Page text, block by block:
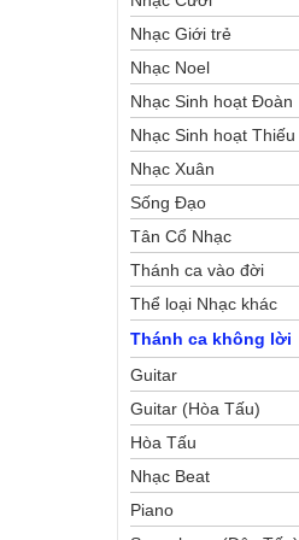
Nhạc Giới trẻ
Nhạc Noel
Nhạc Sinh hoạt Đoàn
Thể Công Giáo
Nhạc Sinh hoạt Thiếu
Nhi
Nhạc Xuân
Sống Đạo
Tân Cổ Nhạc
Thánh ca vào đời
Thể loại Nhạc khác
Thánh ca không lời
Guitar
Guitar (Hòa Tấu)
Hòa Tấu
Nhạc Beat
Piano